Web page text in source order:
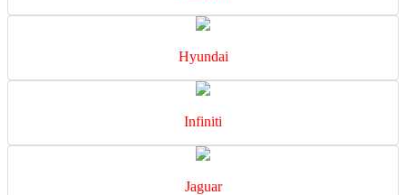
Hyundai
Infiniti
Jaguar